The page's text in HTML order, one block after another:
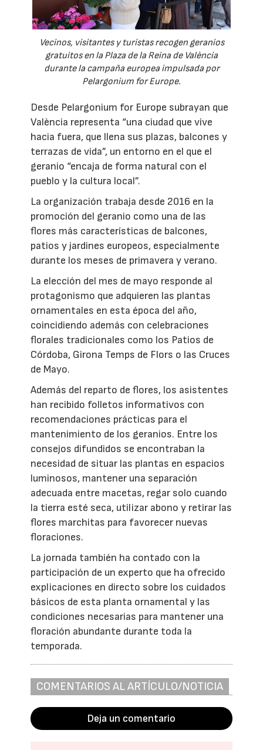
Vecinos, visitantes y turistas recogen geranios
gratuitos en la Plaza de la Reina de València
durante la campaña europea impulsada por
Pelargonium for Europe.
Desde Pelargonium for Europe subrayan que
València representa “una ciudad que vive
hacia fuera, que llena sus plazas, balcones y
terrazas de vida”, un entorno en el que el
geranio “encaja de forma natural con el
pueblo y la cultura local”.
La organización trabaja desde 2016 en la
promoción del geranio como una de las
flores más características de balcones,
patios y jardines europeos, especialmente
durante los meses de primavera y verano.
La elección del mes de mayo responde al
protagonismo que adquieren las plantas
ornamentales en esta época del año,
coincidiendo además con celebraciones
florales tradicionales como los Patios de
Córdoba, Girona Temps de Flors o las Cruces
de Mayo.
Además del reparto de flores, los asistentes
han recibido folletos informativos con
recomendaciones prácticas para el
mantenimiento de los geranios. Entre los
consejos difundidos se encontraban la
necesidad de situar las plantas en espacios
luminosos, mantener una separación
adecuada entre macetas, regar solo cuando
la tierra esté seca, utilizar abono y retirar las
flores marchitas para favorecer nuevas
floraciones.
La jornada también ha contado con la
participación de un experto que ha ofrecido
explicaciones en directo sobre los cuidados
básicos de esta planta ornamental y las
condiciones necesarias para mantener una
floración abundante durante toda la
temporada.
COMENTARIOS AL ARTÍCULO/NOTICIA
Deja un comentario